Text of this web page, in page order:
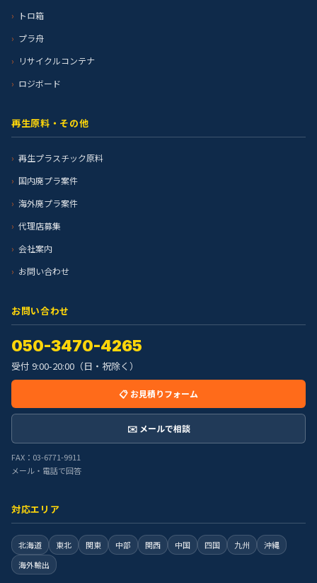
トロ箱
プラ舟
リサイクルコンテナ
ロジボード
再生原料・その他
再生プラスチック原料
国内廃プラ案件
海外廃プラ案件
代理店募集
会社案内
お問い合わせ
お問い合わせ
050-3470-4265
受付 9:00-20:00（日・祝除く）
📋 お見積りフォーム
✉️ メールで相談
FAX：03-6771-9911
メール・電話で回答
対応エリア
北海道 東北 関東 中部 関西 中国 四国 九州
沖縄
海外輸出